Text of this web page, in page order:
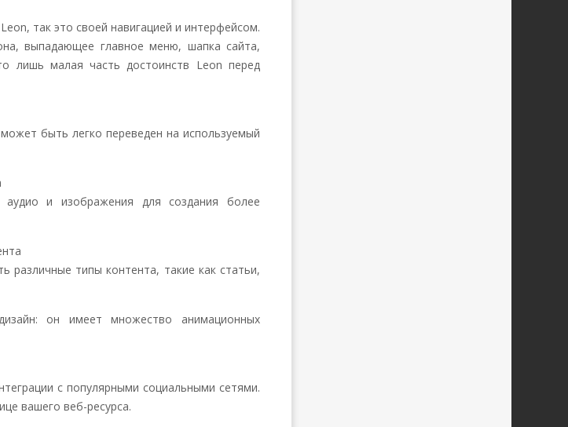
так это своей навигацией и интерфейсом.
выпадающее главное меню, шапка сайта,
лишь малая часть достоинств Leon перед
быть легко переведен на используемый
и изображения для создания более
различные типы контента, такие как статьи,
он имеет множество анимационных
с популярными социальными сетями.
вашего веб-ресурса.